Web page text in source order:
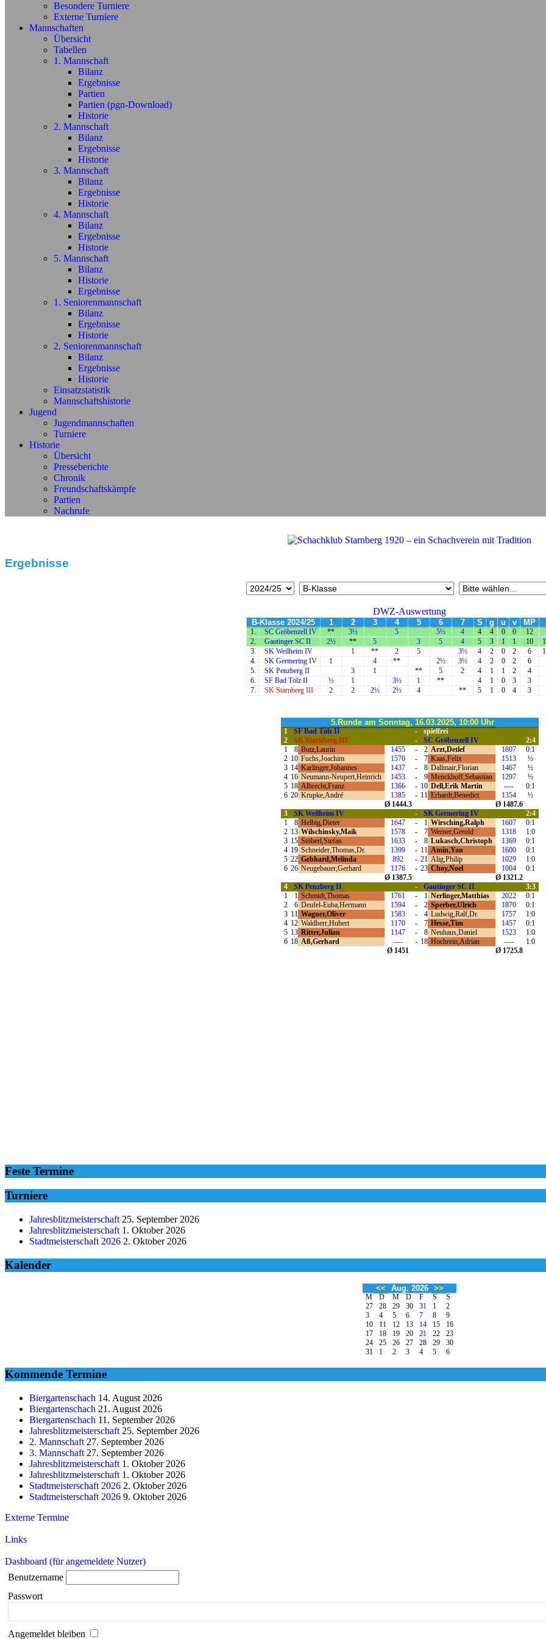
Besondere Turniere
Externe Turniere
Mannschaften
Übersicht
Tabellen
1. Mannschaft
Bilanz
Ergebnisse
Partien
Partien (pgn-Download)
Historie
2. Mannschaft
Bilanz
Ergebnisse
Historie
3. Mannschaft
Bilanz
Ergebnisse
Historie
4. Mannschaft
Bilanz
Ergebnisse
Historie
5. Mannschaft
Bilanz
Historie
Ergebnisse
1. Seniorenmannschaft
Bilanz
Ergebnisse
Historie
2. Seniorenmannschaft
Bilanz
Ergebnisse
Historie
Einsatzstatistik
Mannschaftshistorie
Jugend
Jugendmannschaften
Turniere
Historie
Übersicht
Presseberichte
Chronik
Freundschaftskämpfe
Partien
Nachrufe
Ergebnisse
DWZ-Auswertung
B-Klasse 2024/25 1 2 3 4 5 6 7 S g u v MP
1. SC Gröbenzell IV ** 3½ 5 5½ 4 4 4 0 0 12
2.
Gautinger SC II 2½ ** 5 3 5 4 5 3 1 1 10
3.
SK Weilheim IV 1 ** 2 5 3½ 4 2 0 2 6
4.
SK Germering IV 1 4 ** 2½ 3½ 4 2 0 2 6
5.
SK Penzberg II 3 1 ** 5 2 4 1 1 2 4
6.
SF Bad Tölz II ½ 1 3½ 1 ** 4 1 0 3 3
7.
SK Starnberg III 2 2 2½ 2½ 4 ** 5 1 0 4 3
5.Runde am Sonntag, 16.03.2025, 10:00 Uhr
1 SF Bad Tölz II -
spielfrei
2
SK Starnberg III - SC Gröbenzell IV
2:4
1
8 Butz,Laurin 1455 - 2 Arzt,Detlef 1807
0:1
2 10 Fuchs,Joachim 1570 - 7 Kaas,Felix 1513
½
3 14 Karlinger,Johannes 1437 - 8 Dallmair,Florian 1467
½
4 16 Neumann-Neupert,Heinrich 1453 - 9 Menckhoff,Sebastian 1297
½
5 18 Albrecht,Franz 1366 - 10 Dell,Erik Martin ----
0:1
6 20 Krupke,André 1385 - 11 Erhardt,Benedict 1354
½
Ø 1444.3
Ø 1487.6
3
SK Weilheim IV - SK Germering IV
2:4
1
8 Helbig,Dieter 1647 - 1 Wirsching,Ralph 1607
0:1
2 13 Wilschinsky,Maik 1578 - 7 Werner,Gerold 1318
1:0
3 15 Stöberl,Stefan 1633 - 8 Lukasch,Christoph 1369
0:1
4 19 Schneider,Thomas,Dr. 1399 - 11 Amin,Yan 1600
0:1
5 22 Gebhard,Melinda 892 - 21 Alig,Philip 1029
1:0
6 26 Neugebauer,Gerhard 1176 - 23 Choy,Noel 1004
0:1
Ø 1387.5
Ø 1321.2
4
SK Penzberg II - Gautinger SC II
3:3
1
1 Schmidt,Thomas 1761 - 1 Nerlinger,Matthias 2022
0:1
2
6 Deufel-Euba,Hermann 1594 - 2 Sperber,Ulrich 1870
0:1
3 11 Wagner,Oliver 1583 - 4 Ludwig,Ralf,Dr. 1757
1:0
4 12 Waldherr,Hubert 1170 - 7 Hesse,Tim 1457
0:1
5 13 Ritter,Julian 1147 - 8 Neuhaus,Daniel 1523
1:0
6 18 Aß,Gerhard ---- - 18 Hochrein,Adrian ----
1:0
Ø 1451
Ø 1725.8
Feste Termine
Turniere
Jahresblitzmeisterschaft 25. September 2026
Jahresblitzmeisterschaft 1. Oktober 2026
Stadtmeisterschaft 2026 2. Oktober 2026
Kalender
<< Aug. 2026 >>
M D M D F S
S
27
28 29 30 31 1
2
3
4 5 6 7 8
9
10
11 12 13 14 15
16
17
18 19 20 21 22
23
24
25 26 27 28 29
30
31
1 2 3 4 5 6
Kommende Termine
Biergartenschach 14. August 2026
Biergartenschach 21. August 2026
Biergartenschach 11. September 2026
Jahresblitzmeisterschaft 25. September 2026
2. Mannschaft 27. September 2026
3. Mannschaft 27. September 2026
Jahresblitzmeisterschaft 1. Oktober 2026
Jahresblitzmeisterschaft 1. Oktober 2026
Stadtmeisterschaft 2026 2. Oktober 2026
Stadtmeisterschaft 2026 9. Oktober 2026
Externe Termine
Links
Dashboard (für angemeldete Nutzer)
Benutzername
Passwort
Angemeldet bleiben